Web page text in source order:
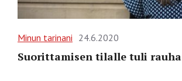
Minun tarinani 24.6.2020
Suorittamisen tilalle tuli rauha